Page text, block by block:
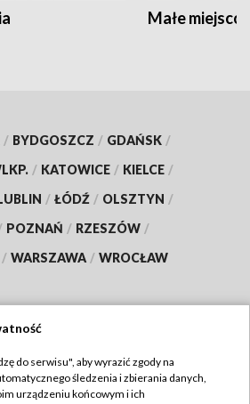
Małe
/ BYDGOSZCZ / GDAŃSK /
/ KATOWICE / KIELCE /
/ ŁÓDŹ / OLSZTYN /
POZNAŃ / RZESZÓW /
/ WARSZAWA / WROCŁAW
TVP
do serwisu", aby wyrazić zgody na
śledzenia i zbierania danych,
urządzeniu końcowym i ich